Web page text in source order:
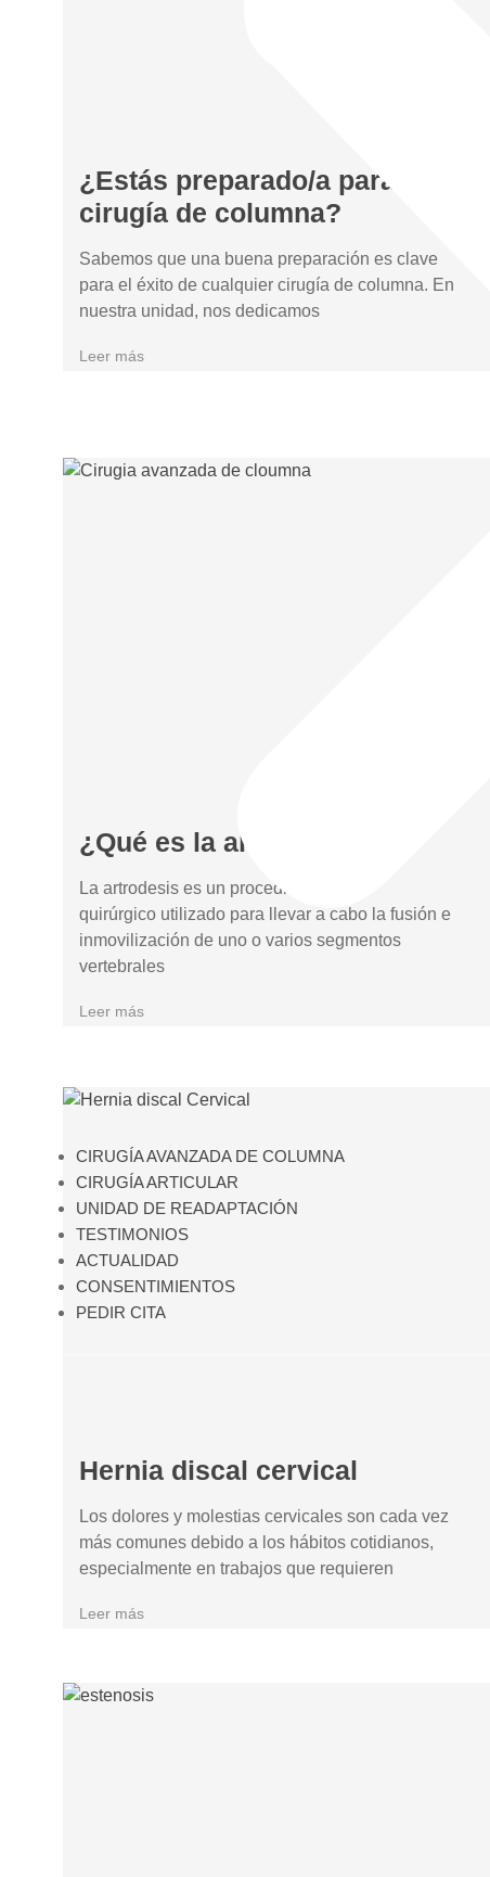
CIRUGÍA AVANZADA DE COLUMNA
CIRUGÍA ARTICULAR
UNIDAD DE READAPTACIÓN
TESTIMONIOS
ACTUALIDAD
CONSENTIMIENTOS
PEDIR CITA
¿Estás preparado/a para una
cirugía de columna?
Sabemos que una buena preparación es clave
para el éxito de cualquier cirugía de columna. En
nuestra unidad, nos dedicamos
Leer más
¿Qué es la artrodesis?
La artrodesis es un procedimiento
quirúrgico utilizado para llevar a cabo la fusión e
inmovilización de uno o varios segmentos
vertebrales
Leer más
Hernia discal cervical
Los dolores y molestias cervicales son cada vez
más comunes debido a los hábitos cotidianos,
especialmente en trabajos que requieren
Leer más